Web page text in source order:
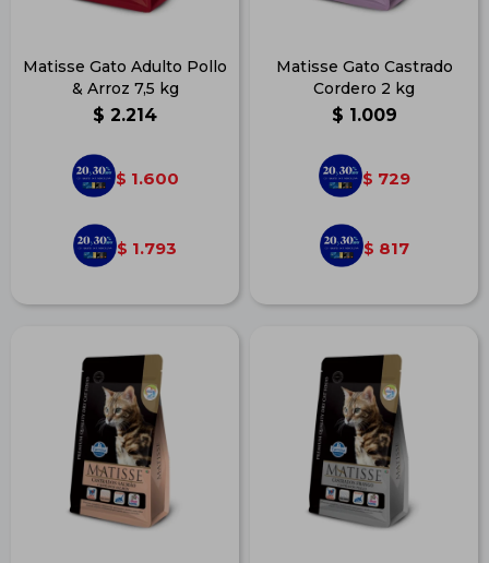
Matisse Gato Adulto Pollo
& Arroz 7,5 kg
$ 2.214
$ 1.600
$ 1.793
Matisse Gato Castrado
Cordero 2 kg
$ 1.009
$ 729
$ 817